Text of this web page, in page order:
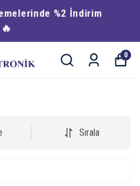
%2 İndirim
🔥
0
Sırala